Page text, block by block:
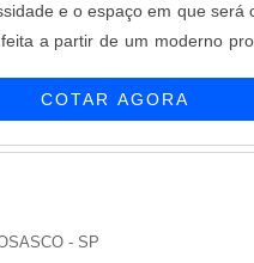
e o espaço em que será
a partir de um moderno
Detal....
COTAR AGORA
- SP